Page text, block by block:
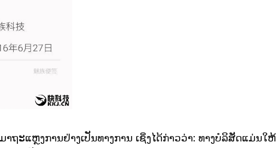
າຖະແຫຼງການຢ່າງເປັນທາງການ ເຊິ່ງໄດ້ກ່າວວ່າ: ທາງບໍລິສັດແມ່ນໃຫ້